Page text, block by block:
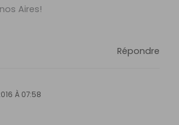
Aires!
Répondre
À 07:58